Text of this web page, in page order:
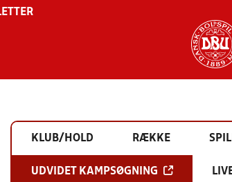
KLUB/HOLD RÆKKE
UDVIDET KAMPSØGNING